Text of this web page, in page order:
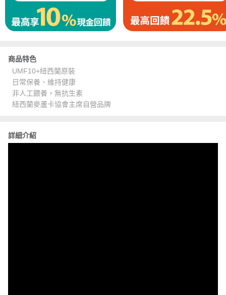
商品特色
UMF10+紐西蘭原裝
日常保養、維持健康
非人工餵養，無抗生素
紐西蘭麥蘆卡協會主席自營品牌
詳細介紹